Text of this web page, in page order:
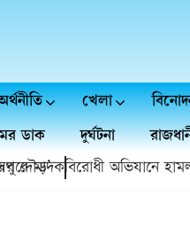
খেলা
ডাক দুর্ঘটনা
মাদকবিরোধী অভিযানে হামলায়